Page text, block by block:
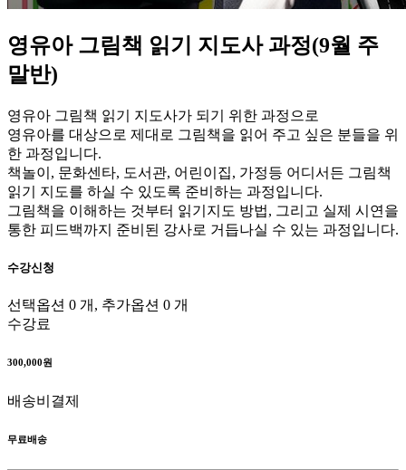
영유아 그림책 읽기 지도사 과정(9월 주
말반)
영유아 그림책 읽기 지도사가 되기 위한 과정으로
영유아를 대상으로 제대로 그림책을 읽어 주고 싶은 분들을 위
한 과정입니다.
책놀이, 문화센타, 도서관, 어린이집, 가정등 어디서든 그림책
읽기 지도를 하실 수 있도록 준비하는 과정입니다.
그림책을 이해하는 것부터 읽기지도 방법, 그리고 실제 시연을
통한 피드백까지 준비된 강사로 거듭나실 수 있는 과정입니다.
수강신청
선택옵션 0 개, 추가옵션 0 개
수강료
300,000원
배송비결제
무료배송